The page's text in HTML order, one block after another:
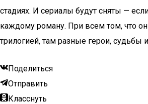
стадиях. И сериалы будут сняты —
каждому роману. При всем том, что
трилогией, там разные герои, судьбы
Поделиться
Отправить
Класснуть